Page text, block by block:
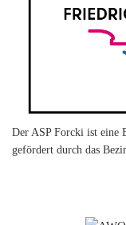
Der ASP Forcki ist eine
gefördert durch das